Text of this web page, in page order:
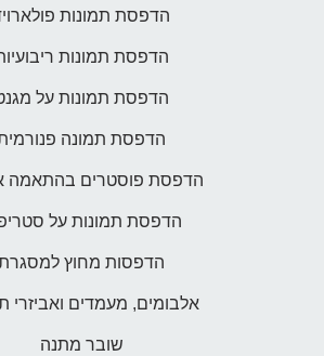
הדפסת תמונות
הדפסת תמונות
הדפסת תמונות על
הדפסת תמונה
הדפסת פוסטרים בהתאמה
הדפסת תמונות על
הדפסות מחוץ
אלבומים, מעמדים ואביזרי
שובר מתנה